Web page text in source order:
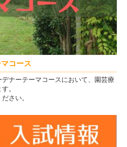
コース
ナーテーマコースにおいて、園芸療
。
さい。